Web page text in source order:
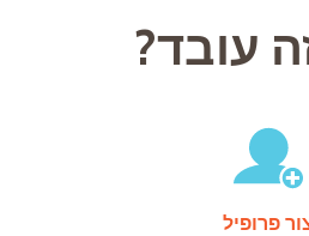
עובד?
פרופיל